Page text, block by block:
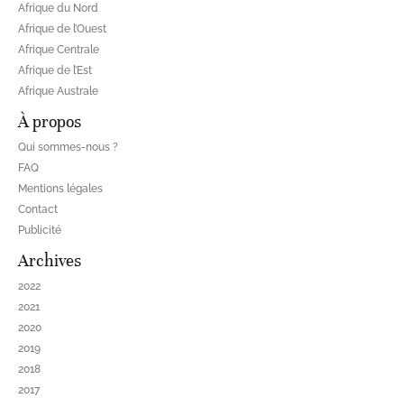
Afrique du Nord
Afrique de l’Ouest
Afrique Centrale
Afrique de l’Est
Afrique Australe
À propos
Qui sommes-nous ?
FAQ
Mentions légales
Contact
Publicité
Archives
2022
2021
2020
2019
2018
2017